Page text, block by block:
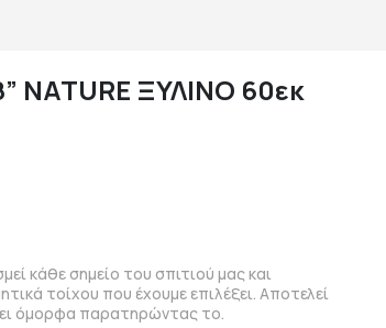
NATURE ΞΥΛΙΝΟ 60εκ
κάθε σημείο του σπιτιού μας και
τοίχου που έχουμε επιλέξει. Αποτελεί
όμορφα παρατηρώντας το.